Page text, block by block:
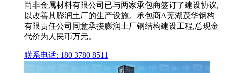
尚非金属材料有限公司已与两家承包商签订了建设协议,
以改善其膨润土厂的生产设施。承包商A芜湖茂华钢构
有限责任公司同意承接膨润土厂钢结构建设工程,总现金
代价为人民币万元。
联系电话: 180 3780 8511